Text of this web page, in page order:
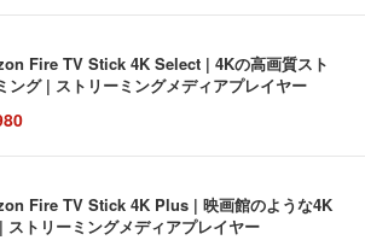
Fire TV Stick 4K Select | 4Kの高画質スト
ング | ストリーミングメディアプレイヤー
Fire TV Stick 4K Plus | 映画館のような4K
ストリーミングメディアプレイヤー